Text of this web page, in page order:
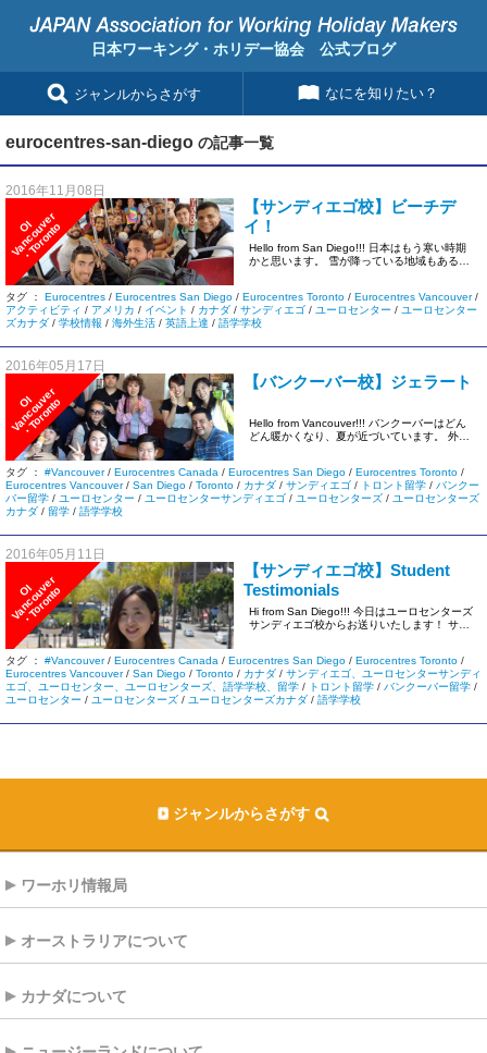
日本ワーキング・ホリデー協会 公式ブログ
ジャンルからさがす なにを知りたい？
eurocentres-san-diego の記事一覧
2016年11月08日
O
I
V
a
n
c
o
u
v
e
r
・
T
o
r
o
n
t
o
【サンディエゴ校】ビーチデ
イ！
Hello from San Diego!!! 日本はもう寒い時期
かと思います。 雪が降っている地域もあるよ
タグ ： Eurocentres / Eurocentres San Diego / Eurocentres Toronto / Eurocentres Vancouver/
アクティビティ / アメリカ / イベント / カナダ / サンディエゴ / ユーロセンター / ユーロセンター
ズカナダ / 学校情報 / 海外生活 / 英語上達 / 語学学校
2016年05月17日
O
I
V
a
n
c
o
u
v
e
r
・
T
o
r
o
n
t
o
【バンクーバー校】ジェラート
Hello from Vancouver!!! バンクーバーはどん
どん暖かくなり、夏が近づいています。 外に
タグ ： #Vancouver/ Eurocentres Canada / Eurocentres San Diego / Eurocentres Toronto /
Eurocentres Vancouver/ San Diego / Toronto / カナダ / サンディエゴ / トロント留学 / バンクー
バー留学 / ユーロセンター / ユーロセンターサンディエゴ / ユーロセンターズ / ユーロセンターズ
カナダ / 留学 / 語学学校
2016年05月11日
O
I
V
a
n
c
o
u
v
e
r
・
T
o
r
o
n
t
o
【サンディエゴ校】Student
Testimonials
Hi from San Diego!!! 今日はユーロセンターズ
サンディエゴ校からお送りいたします！ サン
タグ ： #Vancouver/ Eurocentres Canada / Eurocentres San Diego / Eurocentres Toronto /
Eurocentres Vancouver/ San Diego / Toronto / カナダ / サンディエゴ、ユーロセンターサンディ
エゴ、ユーロセンター、ユーロセンターズ、語学学校、留学 / トロント留学 / バンクーバー留学 /
ユーロセンター / ユーロセンターズ / ユーロセンターズカナダ / 語学学校
ジャンルからさがす
ワーホリ情報局
オーストラリアについて
カナダについて